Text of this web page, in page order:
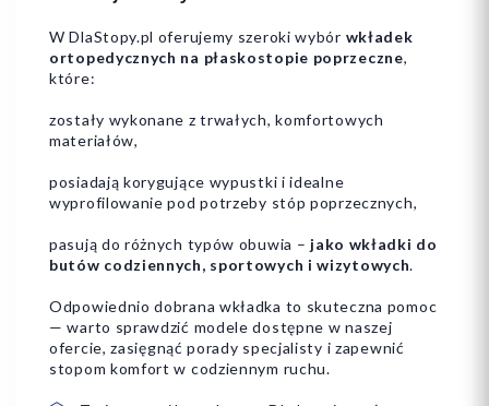
W DlaStopy.pl oferujemy szeroki wybór wkładek
ortopedycznych na płaskostopie poprzeczne,
które:
zostały wykonane z trwałych, komfortowych
materiałów,
posiadają korygujące wypustki i idealne
wyprofilowanie pod potrzeby stóp poprzecznych,
pasują do różnych typów obuwia – jako wkładki do
butów codziennych, sportowych i wizytowych.
Odpowiednio dobrana wkładka to skuteczna pomoc
— warto sprawdzić modele dostępne w naszej
ofercie, zasięgnąć porady specjalisty i zapewnić
stopom komfort w codziennym ruchu.